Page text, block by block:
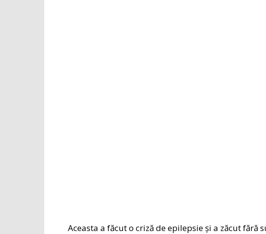
Aceasta a făcut o criză de epilepsie și a zăcut